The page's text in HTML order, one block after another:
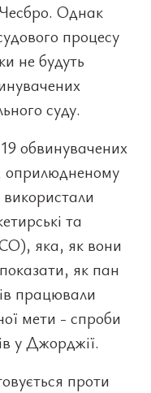
Однак
процесу
не будуть
суду.
обвинувачених
оприлюдненому
та
яка, як вони
як пан
працювали
мети - спроби
у Джорджії.
проти